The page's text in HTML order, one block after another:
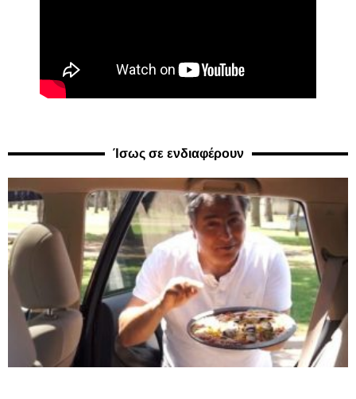
Ίσως σε ενδιαφέρουν